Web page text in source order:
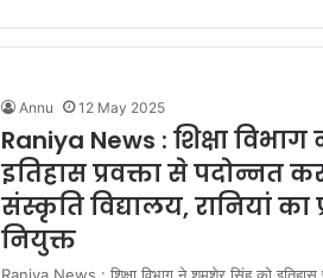
Annu 12 May 2025
Raniya News : शिक्षा
इतिहास प्रवक्ता से पदोन्नत
संस्कृति विद्यालय, रानियां का
नियुक्त